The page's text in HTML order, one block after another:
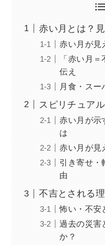
赤い月とは？
赤い月が見
「赤い月
伝え
月食・スー
スピリチュア
赤い月が示
は
赤い月が見
引き寄せ・
由
不吉とされる
怖い・不安
過去の災害
か？